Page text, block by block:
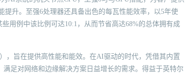
升。至强6处理器还具备出色的每瓦性能效率，以5年使
用例中该比例可达10:1，从而节省高达68%的总体拥有成
，旨在提供高性能和能效。在AI驱动的时代，凭借其内置
足对网络和边缘解决方案日益增长的需求。得益于英特尔